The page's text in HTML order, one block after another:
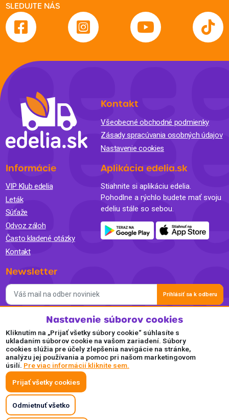
SLEDUJTE NÁS
Kontakt
Všeobecné obchodné podmienky
Zásady spracúvania osobných údajov
Nastavenie cookies
Informácie
VIP Klub edelia
Leták
Súťaže
Odvoz záloh
Často kladené otázky
Kontakt
Aplikácia edelia.sk
Stiahnite si aplikáciu edelia.
Pohodlne a rýchlo budete mať svoju
edeliu stále so sebou.
Newsletter
Prihlásiť sa k odberu
Súhlasím so spracovaním osobných údajov a so zasielaním
newslettra na marketingové účely a oboznámil som sa so
Zásadami ochrany osobných údajov.
Akceptujeme
Plaťte pohodlne a bezpečne online.
Nastavenie súborov cookies
Kliknutím na „Prijať všetky súbory cookie“ súhlasíte s
ukladaním súborov cookie na vašom zariadení. Súbory
cookies slúžia pre účely zlepšenia navigácie na stránke,
analýzu jej používania a pomoc pri našom marketingovom
úsilí. Pre viac informácií kliknite sem.
Prijať všetky cookies
Odmietnuť všetko